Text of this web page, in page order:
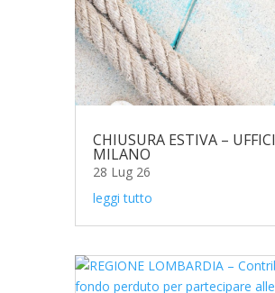
CHIUSURA ESTIVA – UFFICI
MILANO
28 Lug 26
leggi tutto